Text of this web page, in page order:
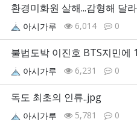
환경미화원 살해...감형해 달
아시가루 6,014 0
불법도박 이진호 BTS지민에
아시가루 6,231 0
독도 최초의 인류..jpg
아시가루 5,781 0